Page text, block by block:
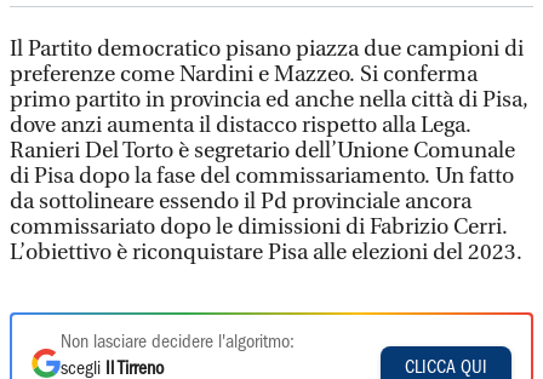
Il Partito democratico pisano piazza due campioni di
preferenze come Nardini e Mazzeo. Si conferma
primo partito in provincia ed anche nella città di Pisa,
dove anzi aumenta il distacco rispetto alla Lega.
Ranieri Del Torto è segretario dell’Unione Comunale
di Pisa dopo la fase del commissariamento. Un fatto
da sottolineare essendo il Pd provinciale ancora
commissariato dopo le dimissioni di Fabrizio Cerri.
L’obiettivo è riconquistare Pisa alle elezioni del 2023.
Non lasciare decidere l'algoritmo:
scegli
Il Tirreno
CLICCA QUI